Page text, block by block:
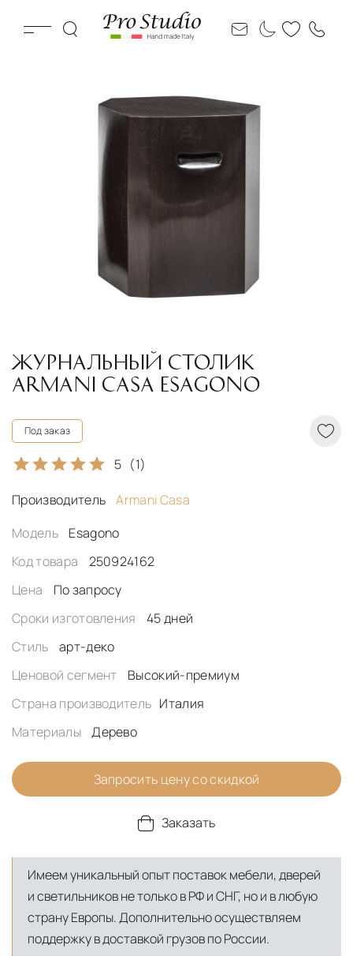
ЖУРНАЛЬНЫЙ СТОЛИК
ARMANI CASA ESAGONO
Под заказ
5 (1)
Производитель
Armani Casa
Модель
Esagono
Код товара
250924162
Цена
По запросу
Сроки изготовления
45 дней
Стиль
арт-деко
Ценовой сегмент
Высокий-премиум
Страна производитель Италия
Материалы
Дерево
Запросить цену со скидкой
Заказать
Имеем уникальный опыт поставок мебели, дверей
и светильников не только в РФ и СНГ, но и в любую
страну Европы. Дополнительно осуществляем
поддержку в доставкой грузов по России.